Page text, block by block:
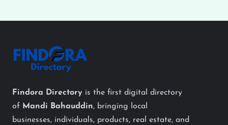
Findora Directory is the first digital directory
of Mandi Bahauddin, bringing local
businesses, individuals, products, real estate, and